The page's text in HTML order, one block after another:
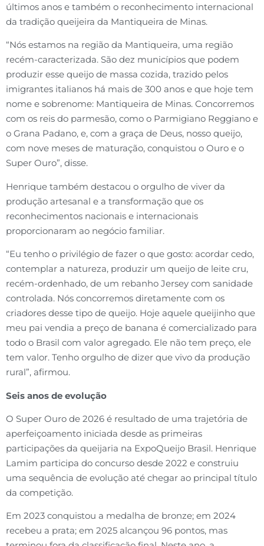
últimos anos e também o reconhecimento internacional
da tradição queijeira da Mantiqueira de Minas.
“Nós estamos na região da Mantiqueira, uma região
recém-caracterizada. São dez municípios que podem
produzir esse queijo de massa cozida, trazido pelos
imigrantes italianos há mais de 300 anos e que hoje tem
nome e sobrenome: Mantiqueira de Minas. Concorremos
com os reis do parmesão, como o Parmigiano Reggiano e
o Grana Padano, e, com a graça de Deus, nosso queijo,
com nove meses de maturação, conquistou o Ouro e o
Super Ouro”, disse.
Henrique também destacou o orgulho de viver da
produção artesanal e a transformação que os
reconhecimentos nacionais e internacionais
proporcionaram ao negócio familiar.
“Eu tenho o privilégio de fazer o que gosto: acordar cedo,
contemplar a natureza, produzir um queijo de leite cru,
recém-ordenhado, de um rebanho Jersey com sanidade
controlada. Nós concorremos diretamente com os
criadores desse tipo de queijo. Hoje aquele queijinho que
meu pai vendia a preço de banana é comercializado para
todo o Brasil com valor agregado. Ele não tem preço, ele
tem valor. Tenho orgulho de dizer que vivo da produção
rural”, afirmou.
Seis anos de evolução
O Super Ouro de 2026 é resultado de uma trajetória de
aperfeiçoamento iniciada desde as primeiras
participações da queijaria na ExpoQueijo Brasil. Henrique
Lamim participa do concurso desde 2022 e construiu
uma sequência de evolução até chegar ao principal título
da competição.
Em 2023 conquistou a medalha de bronze; em 2024
recebeu a prata; em 2025 alcançou 96 pontos, mas